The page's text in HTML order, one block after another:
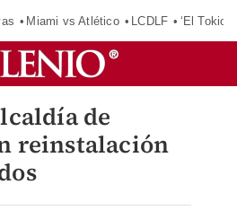
Miami vs Atlético LCDLF ‘El Tokio’
de
reinstalación